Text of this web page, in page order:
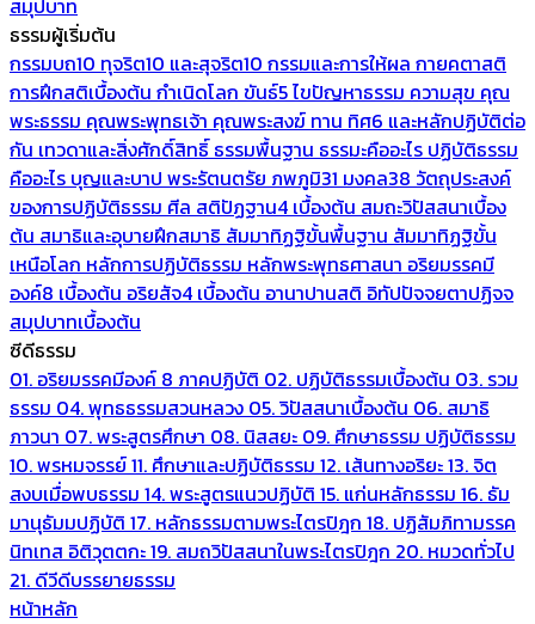
สมุปบาท
ธรรมผู้เริ่มต้น
กรรมบถ10 ทุจริต10 และสุจริต10 กรรมและการให้ผล กายคตาสติ
การฝึกสติเบื้องต้น กำเนิดโลก ขันธ์5ไขปัญหาธรรม ความสุข คุณ
พระธรรม คุณพระพุทธเจ้า คุณพระสงฆ์ ทาน ทิศ6 และหลักปฏิบัติต่อ
กัน เทวดาและสิ่งศักดิ์สิทธิ์ธรรมพื้นฐาน ธรรมะคืออะไร ปฏิบัติธรรม
คืออะไร บุญและบาป พระรัตนตรัย ภพภูมิ31 มงคล38 วัตถุประสงค์
ของการปฏิบัติธรรม ศีล สติปัฏฐาน4 เบื้องต้น สมถะวิปัสสนาเบื้อง
ต้น สมาธิและอุบายฝึกสมาธิ สัมมาทิฏฐิขั้นพื้นฐาน สัมมาทิฏฐิขั้น
เหนือโลก หลักการปฏิบัติธรรม หลักพระพุทธศาสนา อริยมรรคมี
องค์8 เบื้องต้น อริยสัจ4 เบื้องต้น อานาปานสติ อิทัปปัจจยตาปฏิจจ
สมุปบาทเบื้องต้น
ซีดีธรรม
01. อริยมรรคมีองค์ 8 ภาคปฏิบัติ 02. ปฏิบัติธรรมเบื้องต้น 03. รวม
ธรรม 04. พุทธธรรมสวนหลวง 05. วิปัสสนาเบื้องต้น 06. สมาธิ
ภาวนา 07. พระสูตรศึกษา 08. นิสสยะ 09. ศึกษาธรรม ปฏิบัติธรรม
10. พรหมจรรย์11. ศึกษาและปฏิบัติธรรม 12. เส้นทางอริยะ13. จิต
สงบเมื่อพบธรรม 14. พระสูตรแนวปฏิบัติ 15. แก่นหลักธรรม 16. ธัม
มานุธัมมปฏิบัติ 17. หลักธรรมตามพระไตรปิฎก 18. ปฏิสัมภิทามรรค
นิทเทส อิติวุตตกะ19. สมถวิปัสสนาในพระไตรปิฎก 20. หมวดทั่วไป
21. ดีวีดีบรรยายธรรม
หน้าหลัก